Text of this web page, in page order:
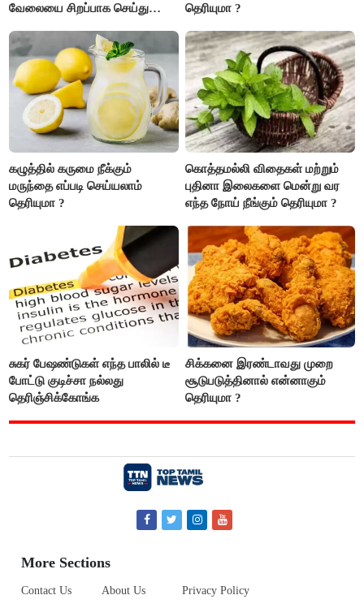
வேலையை சிறப்பாக செய்து
அதே நேரத்தில் கூடுதலாக
உழைக்க வேண்டி இருக்கும்..!
தெரியுமா ?
கழுத்தில் கருமை நீக்கும்
மருந்தை எப்படி செய்யலாம்
தெரியுமா ?
கொத்தமல்லி விதைகள் மற்றும்
புதினா இலைகளை மென்று வர
எந்த நோய் நீங்கும் தெரியுமா ?
சுகர் பேஷண்டுகள் எந்த பாலில் டீ
போட்டு குடிச்சா நல்லது
தெரிஞ்சிக்கோங்க
சிக்கனை இரண்டாவது முறை
சூடுபடுத்தினால் என்னாகும்
தெரியுமா ?
More Sections
Contact Us About Us Privacy Policy